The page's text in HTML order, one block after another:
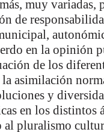
muy variadas,
de
en la opinión
de los
asimilación
y
en los distintos
al pluralismo